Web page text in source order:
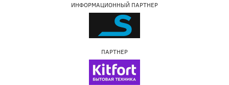
ИНФОРМАЦИОННЫЙ ПАРТНЕР
ПАРТНЕР